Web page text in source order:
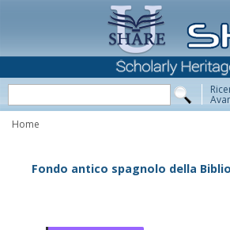
Home
Fondo antico spagnolo della